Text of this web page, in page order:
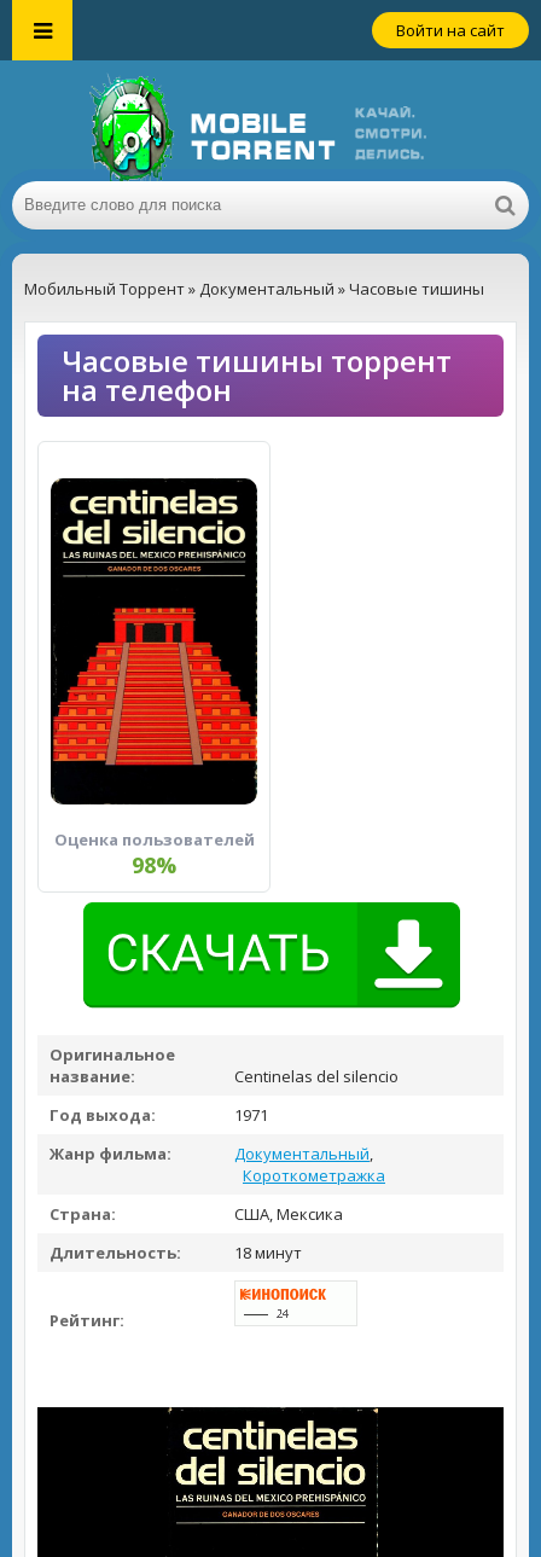
Войти на сайт
Мобильный Торрент» Документальный » Часовые тишины
Часовые тишины торрент
на телефон
Оценка пользователей
98%
Оригинальное
название:
Centinelas del silencio
Год выхода:
1971
Жанр фильма:
Документальный,
Короткометражка
Страна:
США, Мексика
Длительность:
18 минут
Рейтинг: